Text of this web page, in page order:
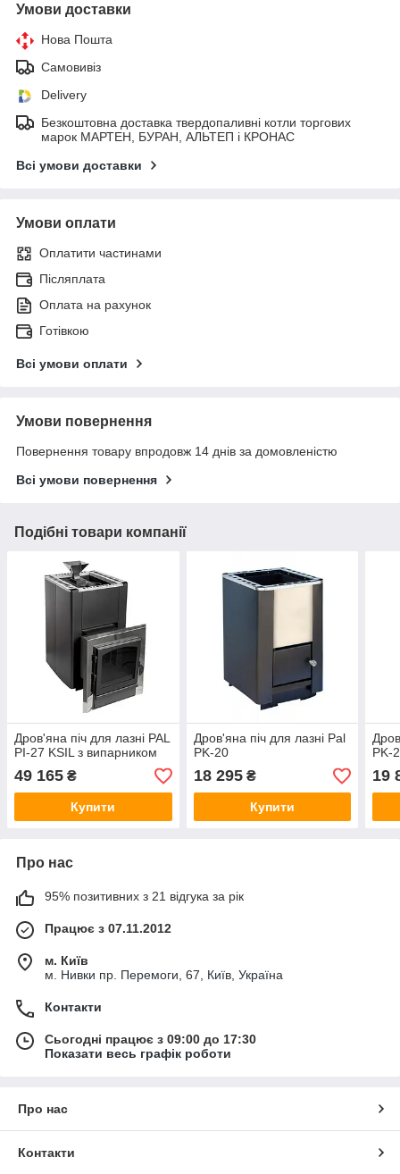
Умови доставки
Нова Пошта
Самовивіз
Delivery
Безкоштовна доставка твердопаливні котли торгових
марок МАРТЕН, БУРАН, АЛЬТЕП і КРОНАС
Всі умови доставки
Умови оплати
Оплатити частинами
Післяплата
Оплата на рахунок
Готівкою
Всі умови оплати
Умови повернення
Повернення товару впродовж 14 днів за домовленістю
Всі умови повернення
Подібні товари компанії
Дров'яна піч для лазні PAL
PI-27 KSIL з випарником
49 165 ₴
Купити
Дров'яна піч для лазні Pal
PK-20
18 295₴
Купити
PK-
19
Про нас
95% позитивних з 21 відгука за рік
Працює з 07.11.2012
м. Київ
м. Нивки пр. Перемоги, 67, Київ, Україна
Контакти
Сьогодні працює з 09:00 до 17:30
Показати весь графік роботи
Про нас
Контакти